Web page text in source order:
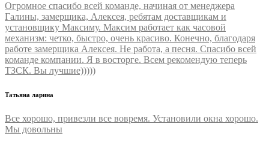
Огромное спасибо всей команде, начиная от менеджера
Галины, замерщика, Алексея, ребятам доставщикам и
установщику Максиму. Максим работает как часовой
механизм: четко, быстро, очень красиво. Конечно, благодаря
работе замерщика Алексея. Не работа, а песня. Спасибо всей
команде компании. Я в восторге. Всем рекомендую теперь
ТЗСК. Вы лучшие)))))
Татьяна ларина
Все хорошо, привезли все вовремя. Установили окна хорошо.
Мы довольны